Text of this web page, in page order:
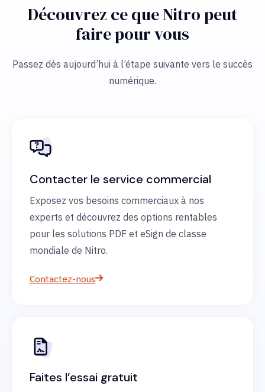
Découvrez ce que Nitro peut
faire pour vous
Passez dès aujourd’hui à l’étape suivante vers le succès
numérique.
Contacter le service commercial
Exposez vos besoins commerciaux à nos
experts et découvrez des options rentables
pour les solutions PDF et eSign de classe
mondiale de Nitro.
Contactez-nous
Faites l’essai gratuit